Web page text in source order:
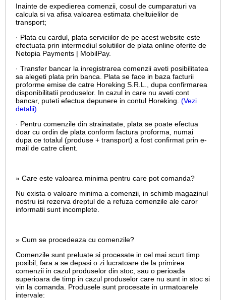
Inainte de expedierea comenzii, cosul de cumparaturi va
calcula si va afisa valoarea estimata cheltuielilor de
transport;
· Plata cu cardul, plata serviciilor de pe acest website este
efectuata prin intermediul solutiilor de plata online oferite de
Netopia Payments | MobilPay.
· Transfer bancar la inregistrarea comenzii aveti posibilitatea
sa alegeti plata prin banca. Plata se face in baza facturii
proforme emise de catre Horeking S.R.L., dupa confirmarea
disponibilitatii produselor. In cazul in care nu aveti cont
bancar, puteti efectua depunere in contul Horeking. (Vezi
detalii)
· Pentru comenzile din strainatate, plata se poate efectua
doar cu ordin de plata conform factura proforma, numai
dupa ce totalul (produse + transport) a fost confirmat prin e-
mail de catre client.
» Care este valoarea minima pentru care pot comanda?
Nu exista o valoare minima a comenzii, in schimb magazinul
nostru isi rezerva dreptul de a refuza comenzile ale caror
informatii sunt incomplete.
» Cum se procedeaza cu comenzile?
Comenzile sunt preluate si procesate in cel mai scurt timp
posibil, fara a se depasi o zi lucratoare de la primirea
comenzii in cazul produselor din stoc, sau o perioada
superioara de timp in cazul produselor care nu sunt in stoc si
vin la comanda. Produsele sunt procesate in urmatoarele
intervale: